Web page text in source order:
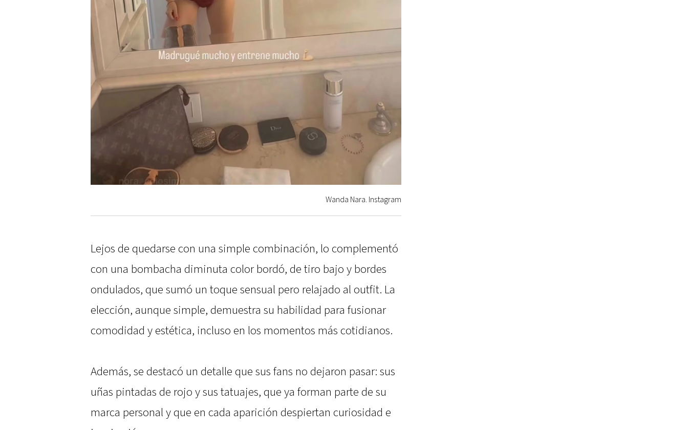
Wanda Nara. Instagram
Lejos de quedarse con una simple combinación, lo complementó
con una bombacha diminuta color bordó, de tiro bajo y bordes
ondulados, que sumó un toque sensual pero relajado al outfit. La
elección, aunque simple, demuestra su habilidad para fusionar
comodidad y estética, incluso en los momentos más cotidianos.
Además, se destacó un detalle que sus fans no dejaron pasar: sus
uñas pintadas de rojo y sus tatuajes, que ya forman parte de su
marca personal y que en cada aparición despiertan curiosidad e